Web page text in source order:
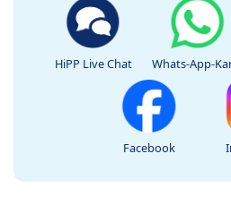
HiPP Live Chat Whats-App-
Facebook